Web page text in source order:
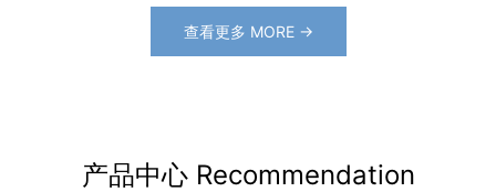
查看更多 MORE →
产品中心 Recommendation